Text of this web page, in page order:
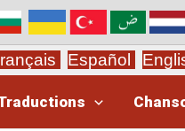
Español